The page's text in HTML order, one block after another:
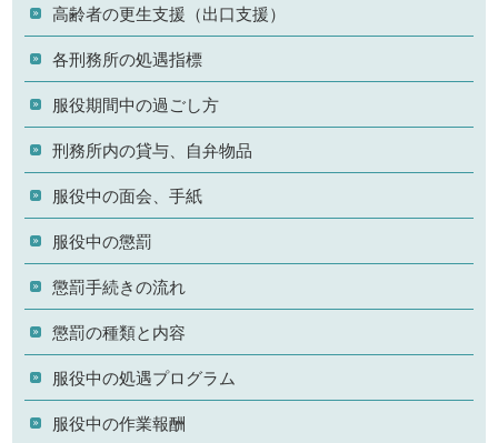
高齢者の更生支援（出口支援）
各刑務所の処遇指標
服役期間中の過ごし方
刑務所内の貸与、自弁物品
服役中の面会、手紙
服役中の懲罰
懲罰手続きの流れ
懲罰の種類と内容
服役中の処遇プログラム
服役中の作業報酬